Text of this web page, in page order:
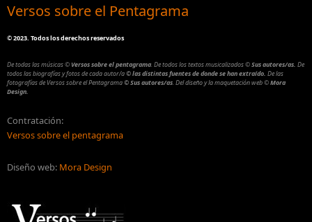
Versos sobre el Pentagrama
©2023. Todos los derechos reservados
De todas las músicas© Versos sobre el pentagrama. De todos los textos musicalizados©Sus autores/as. De
todos las biografías y fotos de cada autor/a© las distintas fuentes de donde se han extraído. De las
fotografías de Versos sobre el Pentagrama© Sus autores/as. Del diseño y la maquetación web©Mora
Design.
Contratación:
Versos sobre el pentagrama
Diseño web: Mora Design